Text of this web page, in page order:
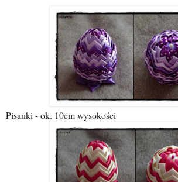
Pisanki - ok. 10cm wysokości